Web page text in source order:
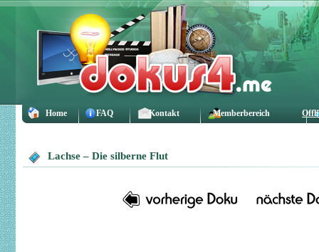
Home FAQ Kontakt Memberbereich
Lachse – Die silberne Flut